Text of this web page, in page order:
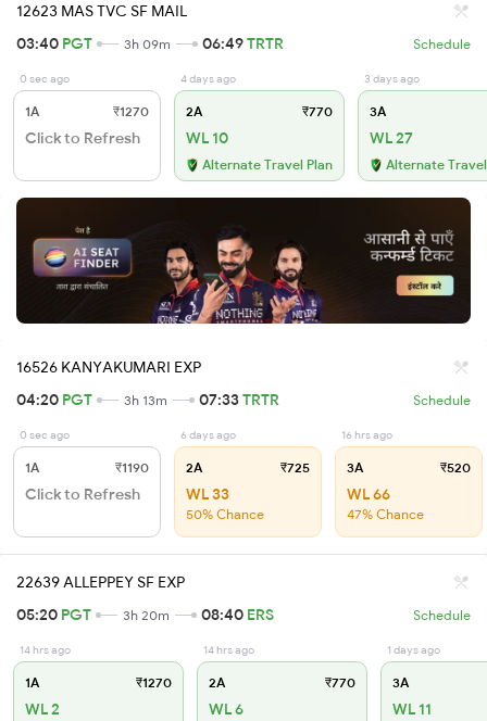
12623 MAS TVC SF MAIL
03:40 PGT 3h 09m 06:49TRTR Schedule
0 sec ago
1A ₹1270
Click to Refresh
4 days ago
2A ₹770
WL 10
Alternate Travel Plan
3 days ago
3A
WL 27
Alternate
16526 KANYAKUMARI EXP
04:20 PGT 3h 13m 07:33TRTR Schedule
0 sec ago
1A ₹1190
Click to Refresh
6 days ago
2A ₹725
WL 33
50% Chance
16 hrs ago
3A ₹520
WL 66
47% Chance
22639 ALLEPPEY SF EXP
05:20 PGT 3h 20m 08:40 ERS Schedule
14 hrs ago
1A ₹1270
WL 2
14 hrs ago
2A ₹770
WL 6
1 days ago
3A
WL 11